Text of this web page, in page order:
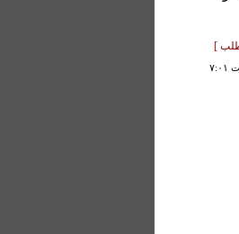
]